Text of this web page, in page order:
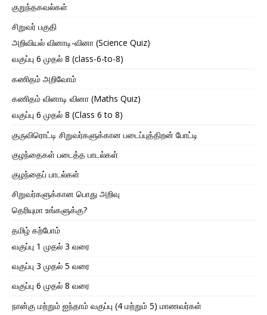
குறுந்தகவல்கள்
சிறுவர் பகுதி
அறிவியல் வினாடி-வினா (Science Quiz)
வகுப்பு 6 முதல் 8 (class-6-to-8)
கணிதம் அறிவோம்
கணிதம் வினாடி வினா (Maths Quiz)
வகுப்பு 6 முதல் 8 (Class 6 to 8)
குருவிரொட்டி சிறுவர்களுக்கான படைப்புத்திறன் போட்டி
குழந்தைகள் படைத்த பாடல்கள்
குழந்தைப் பாடல்கள்
சிறுவர்களுக்கான பொது அறிவு
தெரியுமா உங்களுக்கு?
தமிழ் கற்போம்
வகுப்பு 1 முதல் 3 வரை
வகுப்பு 3 முதல் 5 வரை
வகுப்பு 6 முதல் 8 வரை
நான்கு மற்றும் ஐந்தாம் வகுப்பு (4 மற்றும் 5) மாணவர்கள்